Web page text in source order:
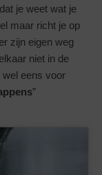
je weet wat je
maar richt je op
zijn eigen weg
niet in de
eens voor
”